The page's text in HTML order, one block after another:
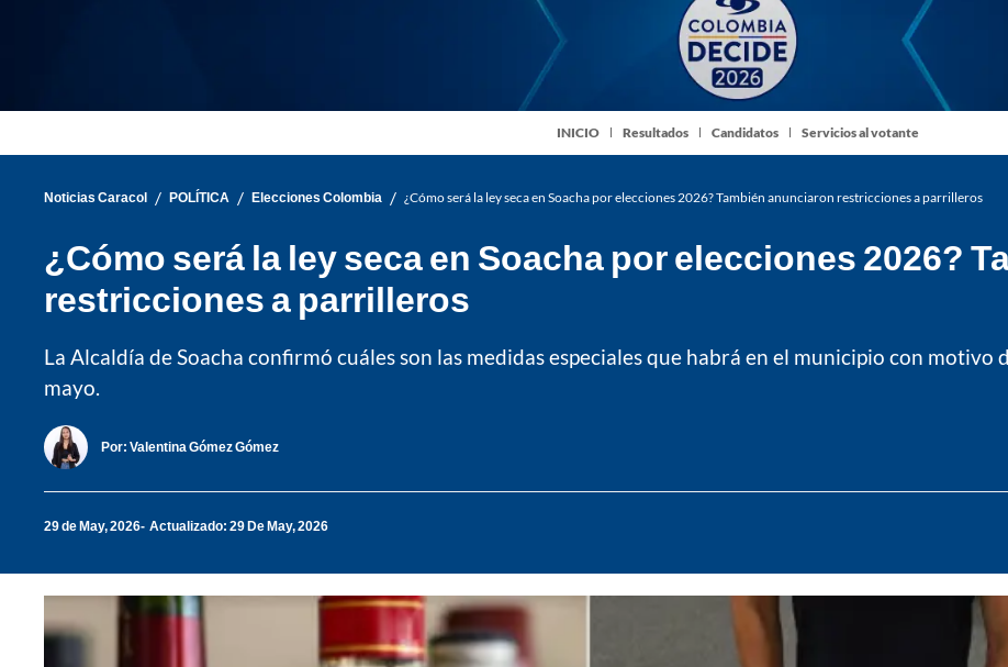
INICIO Resultados Candidatos Servicios al votante
Noticias Caracol / POLÍTICA / Elecciones Colombia / ¿Cómo será la ley seca en Soacha por elecciones 2026? También anunciaron restricciones a parrilleros
¿Cómo será la ley seca en Soacha por elecciones 2026?
restricciones a parrilleros
La Alcaldía de Soacha confirmó cuáles son las medidas especiales que habrá en el municipio con motivo
mayo.
Por: Valentina Gómez Gómez
29 de May, 2026 Actualizado: 29 De May, 2026